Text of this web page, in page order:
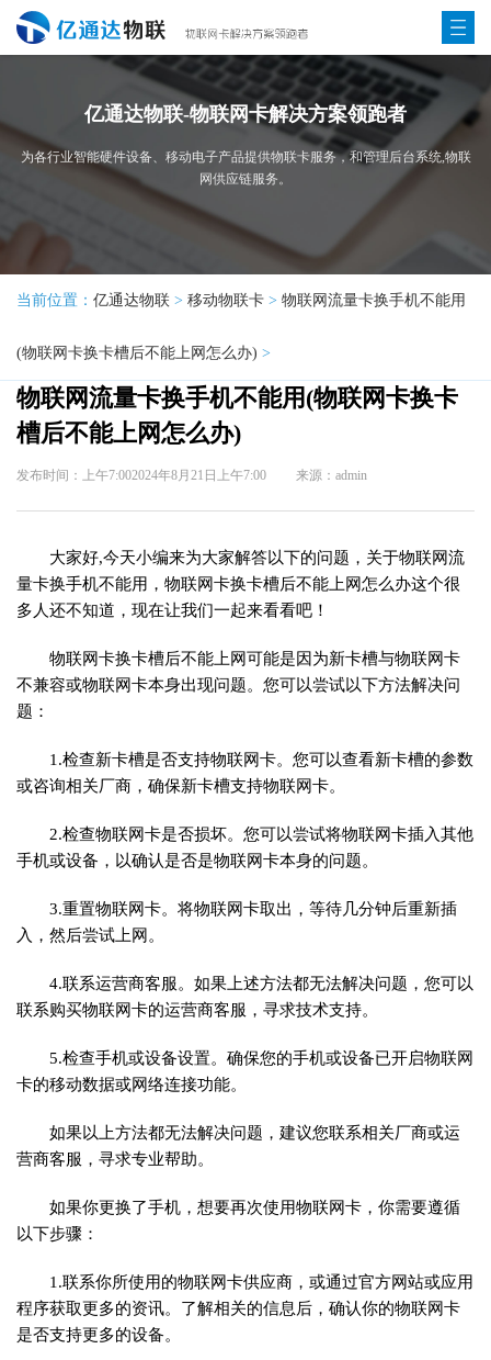
亿通达物联-物联网卡解决方案领跑者
为各行业智能硬件设备、移动电子产品提供物联卡服务，和管理后台系统,物联
网供应链服务。
当前位置： 亿通达物联 > 移动物联卡 > 物联网流量卡换手机不能用
(物联网卡换卡槽后不能上网怎么办) >
物联网流量卡换手机不能用(物联网卡换卡
槽后不能上网怎么办)
发布时间：上午7:002024年8月21日上午7:00 来源：admin
大家好,今天小编来为大家解答以下的问题，关于物联网流
量卡换手机不能用，物联网卡换卡槽后不能上网怎么办这个很
多人还不知道，现在让我们一起来看看吧！
物联网卡换卡槽后不能上网可能是因为新卡槽与物联网卡
不兼容或物联网卡本身出现问题。您可以尝试以下方法解决问
题：
1.检查新卡槽是否支持物联网卡。您可以查看新卡槽的参数
或咨询相关厂商，确保新卡槽支持物联网卡。
2.检查物联网卡是否损坏。您可以尝试将物联网卡插入其他
手机或设备，以确认是否是物联网卡本身的问题。
3.重置物联网卡。将物联网卡取出，等待几分钟后重新插
入，然后尝试上网。
4.联系运营商客服。如果上述方法都无法解决问题，您可以
联系购买物联网卡的运营商客服，寻求技术支持。
5.检查手机或设备设置。确保您的手机或设备已开启物联网
卡的移动数据或网络连接功能。
如果以上方法都无法解决问题，建议您联系相关厂商或运
营商客服，寻求专业帮助。
如果你更换了手机，想要再次使用物联网卡，你需要遵循
以下步骤：
1.联系你所使用的物联网卡供应商，或通过官方网站或应用
程序获取更多的资讯。了解相关的信息后，确认你的物联网卡
是否支持更多的设备。